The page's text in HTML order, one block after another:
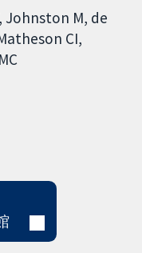
Johnston M de
CI